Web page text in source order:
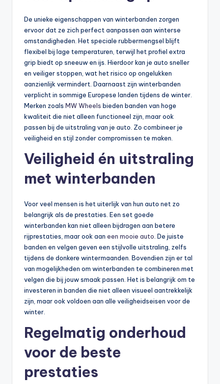
De unieke eigenschappen van winterbanden zorgen
ervoor dat ze zich perfect aanpassen aan winterse
omstandigheden. Het speciale rubbermengsel blijft
flexibel bij lage temperaturen, terwijl het profiel extra
grip biedt op sneeuw en ijs. Hierdoor kan je auto sneller
en veiliger stoppen, wat het risico op ongelukken
aanzienlijk vermindert. Daarnaast zijn winterbanden
verplicht in sommige Europese landen tijdens de winter.
Merken zoals MW Wheels bieden banden van hoge
kwaliteit die niet alleen functioneel zijn, maar ook
passen bij de uitstraling van je auto. Zo combineer je
veiligheid en stijl zonder compromissen te maken.
Veiligheid én uitstraling
met winterbanden
Voor veel mensen is het uiterlijk van hun auto net zo
belangrijk als de prestaties. Een set goede
winterbanden kan niet alleen bijdragen aan betere
rijprestaties, maar ook aan een mooie auto . De juiste
banden en velgen geven een stijlvolle uitstraling, zelfs
tijdens de donkere wintermaanden. Bovendien zijn er tal
van mogelijkheden om winterbanden te combineren met
velgen die bij jouw smaak passen. Het is belangrijk om te
investeren in banden die niet alleen visueel aantrekkelijk
zijn, maar ook voldoen aan alle veiligheidseisen voor de
winter.
Regelmatig onderhoud
voor de beste
prestaties